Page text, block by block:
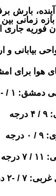
آینده،
فوریه جاری
بیابانی و
هوا برای
۱ / -۱ درجه
/ -۲ درجه